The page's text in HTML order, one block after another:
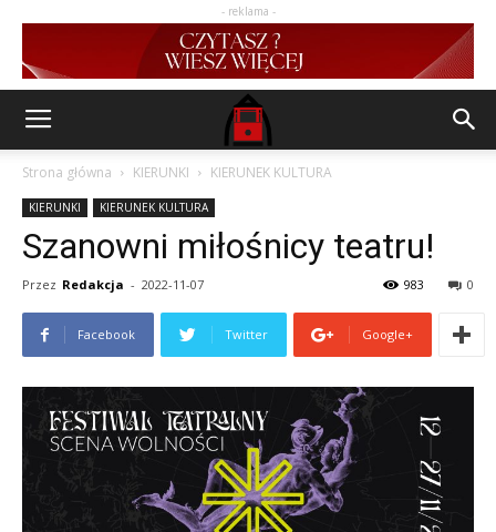
- reklama -
Strona główna KIERUNKI KIERUNEK KULTURA
KIERUNKI KIERUNEK KULTURA
Szanowni miłośnicy teatru!
Przez Redakcja - 2022-11-07 0
983
Facebook Twitter Google+